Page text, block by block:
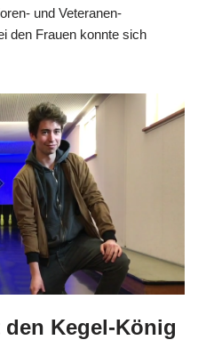
und Veteranen-
den Frauen konnte sich
Kegel-König